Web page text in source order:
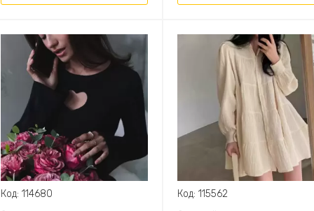
Код: 114680
Код: 115562